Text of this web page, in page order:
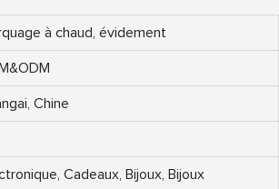
à chaud, évidement
Chine
Cadeaux, Bijoux, Bijoux